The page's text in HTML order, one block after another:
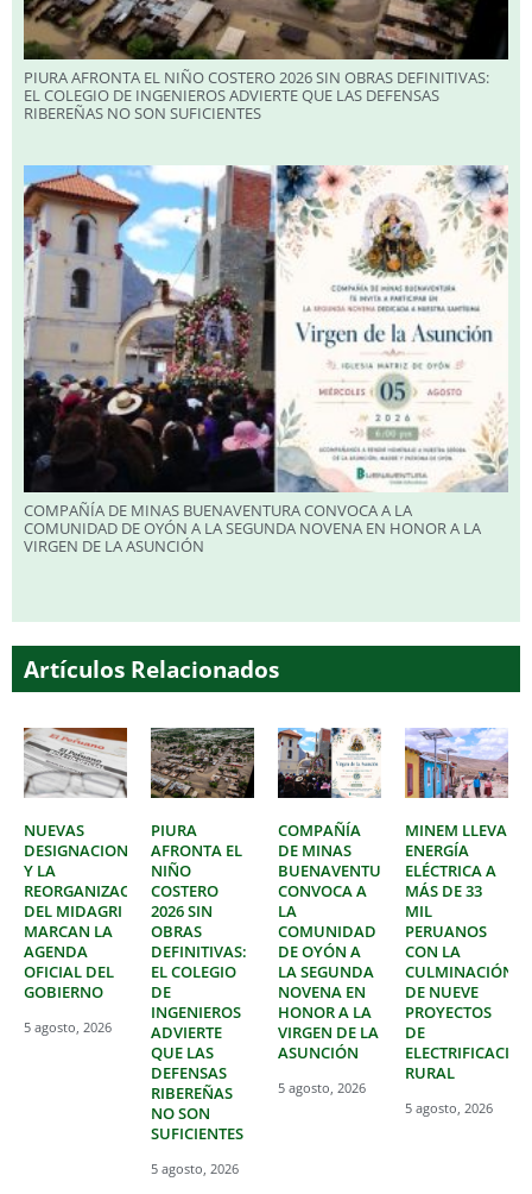
PIURA AFRONTA EL NIÑO COSTERO 2026 SIN OBRAS DEFINITIVAS:
EL COLEGIO DE INGENIEROS ADVIERTE QUE LAS DEFENSAS
RIBEREÑAS NO SON SUFICIENTES
COMPAÑÍA DE MINAS BUENAVENTURA CONVOCA A LA
COMUNIDAD DE OYÓN A LA SEGUNDA NOVENA EN HONOR A LA
VIRGEN DE LA ASUNCIÓN
Artículos Relacionados
NUEVAS
DESIGNACIONES
Y LA
REORGANIZACIÓN
DEL MIDAGRI
MARCAN LA
AGENDA
OFICIAL DEL
GOBIERNO
5 agosto, 2026
PIURA
AFRONTA EL
NIÑO
COSTERO
2026 SIN
OBRAS
DEFINITIVAS:
EL COLEGIO
DE
INGENIEROS
ADVIERTE
QUE LAS
DEFENSAS
RIBEREÑAS
NO SON
SUFICIENTES
5 agosto, 2026
COMPAÑÍA
DE MINAS
BUENAVENTURA
CONVOCA A
LA
COMUNIDAD
DE OYÓN A
LA SEGUNDA
NOVENA EN
HONOR A LA
VIRGEN DE LA
ASUNCIÓN
5 agosto, 2026
MINEM LLEVA
ENERGÍA
ELÉCTRICA A
MÁS DE 33
MIL
PERUANOS
CON LA
CULMINACIÓN
DE NUEVE
PROYECTOS
DE
ELECTRIFICACIÓN
RURAL
5 agosto, 2026